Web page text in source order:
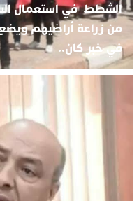
الشطط في استعمال
من زراعة أراضيهم
في خبر كان..